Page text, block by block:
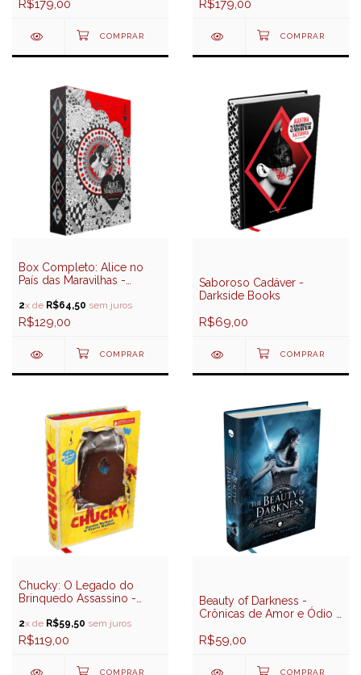
R$179,00 R$179,00
Box Completo: Alice no
País das Maravilhas -
2x de R$64,50 sem juros
R$129,00
Saboroso Cadáver -
Darkside Books
R$69,00
Chucky: O Legado do
Brinquedo Assassino -
2x de R$59,50 sem juros
R$119,00
Beauty of Darkness -
Crônicas de Amor e Ódio -
R$59,00